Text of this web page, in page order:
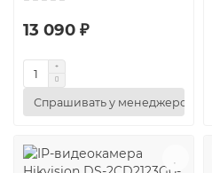
13 090 ₽
Спрашивать у менеджеров